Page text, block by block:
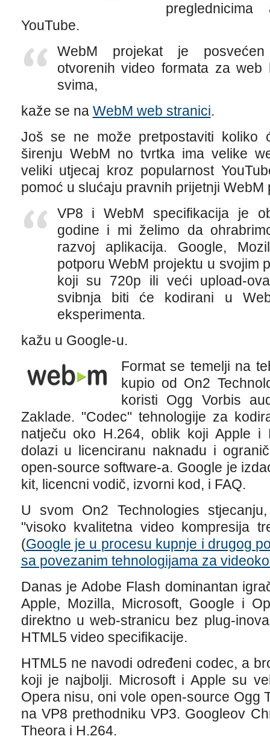
YouTube.
WebM projekat je posvećen
otvorenih video formata za
svima,
kaže se na WebM web stranici.
Još se ne može pretpostaviti koliko
širenju WebM no tvrtka ima velike
veliki utjecaj kroz popularnost
pomoć u slućaju pravnih prijetnji WebM
VP8 i WebM specifikacija je
godine i mi želimo da
razvoj aplikacija. Google,
potporu WebM projektu u svojim
koji su 720p ili veći upload-
svibnja biti će kodirani u
eksperimenta.
kažu u Google-u.
Format se temelji na
kupio od On2
koristi Ogg Vorbis
Zaklade. "Codec" tehnologije za
natječu oko H.264, oblik koji Apple i
dolazi u licenciranu naknadu i
open-source software-a. Google je
kit, licencni vodič, izvorni kod, i FAQ.
U svom On2 Technologies
"visoko kvalitetna video kompresija
(Google je u procesu kupnje i drugog
sa povezanim tehnologijama za
Danas je Adobe Flash dominantan
Apple, Mozilla, Microsoft, Google i
direktno u web-stranicu bez plug-
HTML5 video specifikacije.
HTML5 ne navodi određeni codec, a
koji je najbolji. Microsoft i Apple su
Opera nisu, oni vole open-source Ogg
na VP8 prethodniku VP3. Googleov
Theora i H.264.